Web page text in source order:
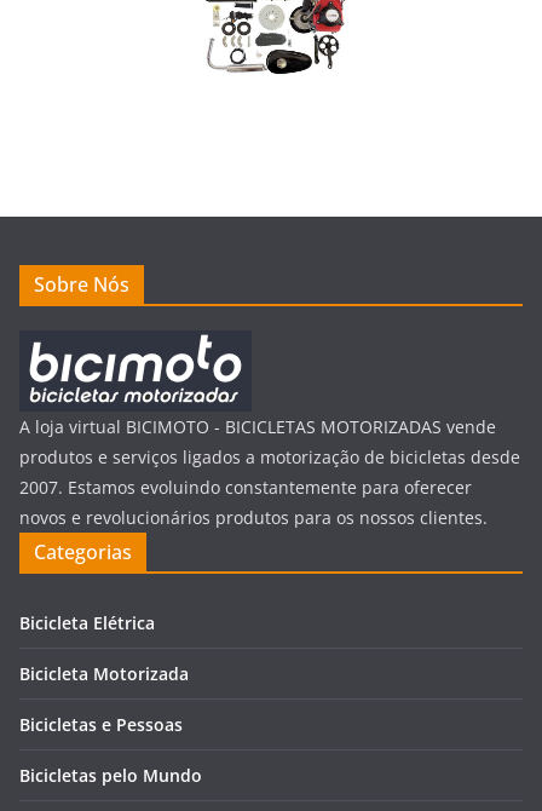
Sobre Nós
A loja virtual BICIMOTO - BICICLETAS MOTORIZADAS vende
produtos e serviços ligados a motorização de bicicletas desde
2007. Estamos evoluindo constantemente para oferecer
novos e revolucionários produtos para os nossos clientes.
Categorias
Bicicleta Elétrica
Bicicleta Motorizada
Bicicletas e Pessoas
Bicicletas pelo Mundo